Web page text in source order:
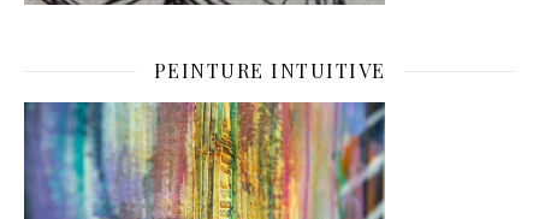
PEINTURE INTUITIVE